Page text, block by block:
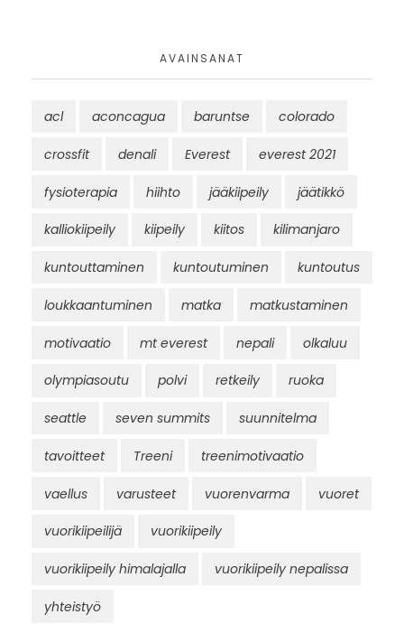
AVAINSANAT
acl aconcagua baruntse colorado
crossfit denali Everest everest 2021
fysioterapia hiihto jääkiipeily jäätikkö
kalliokiipeily kiipeily kiitos kilimanjaro
kuntouttaminen kuntoutuminen kuntoutus
loukkaantuminen matka matkustaminen
motivaatio mt everest nepali olkaluu
olympiasoutu polvi retkeily ruoka
seattle seven summits suunnitelma
tavoitteet Treeni treenimotivaatio
vaellus varusteet vuorenvarma vuoret
vuorikiipeilijä vuorikiipeily
vuorikiipeily himalajalla vuorikiipeily nepalissa
yhteistyö